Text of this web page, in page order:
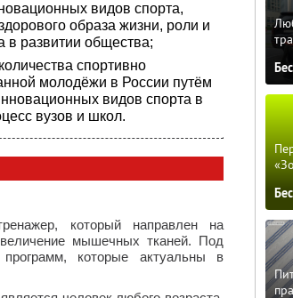
видов спорта,
образа жизни, роли и
в развитии общества;
спортивно
молодёжи в России путём
видов спорта в
вузов и школ.
который направлен на
мышечных тканей. Под
которые актуальны в